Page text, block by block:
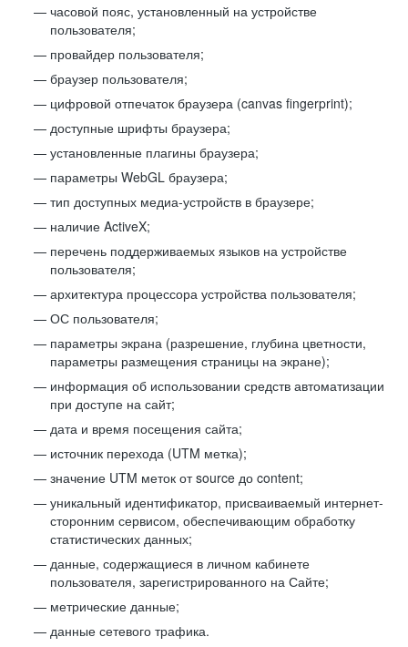
часовой пояс, установленный на устройстве
пользователя;
провайдер пользователя;
браузер пользователя;
цифровой отпечаток браузера (canvas fingerprint);
доступные шрифты браузера;
установленные плагины браузера;
параметры WebGL браузера;
тип доступных медиа-устройств в браузере;
наличие ActiveX;
перечень поддерживаемых языков на устройстве
пользователя;
архитектура процессора устройства пользователя;
ОС пользователя;
параметры экрана (разрешение, глубина цветности,
параметры размещения страницы на экране);
информация об использовании средств автоматизации
при доступе на сайт;
дата и время посещения сайта;
источник перехода (UTM метка);
значение UTM меток от source до content;
уникальный идентификатор, присваиваемый интернет-
сторонним сервисом, обеспечивающим обработку
статистических данных;
данные, содержащиеся в личном кабинете
пользователя, зарегистрированного на Сайте;
метрические данные;
данные сетевого трафика.